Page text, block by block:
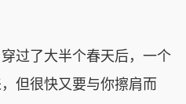
了大半个春天后，一个
但很快又要与你擦肩而